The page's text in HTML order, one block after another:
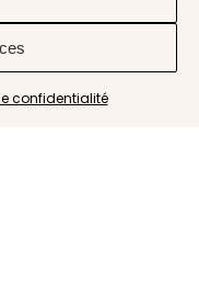
confidentialité